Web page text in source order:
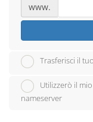
www.
Trasferisci il
Utilizzerò il
nameserver